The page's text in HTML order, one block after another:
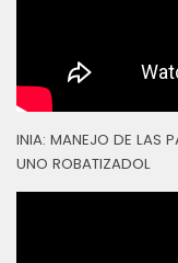
INIA: MANEJO DE LAS
UNO ROBATIZADOL